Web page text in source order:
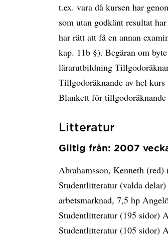
t.ex. vara då kursen har
som utan godkänt resultat
har rätt att få en annan
kap. 11b §). Begäran om
lärarutbildning
Tillgodoräknande av hel
Blankett för
Litteratur
Giltig från: 2007
Abrahamsson, Kenneth
Studentlitteratur (valda
arbetsmarknad, 7,5 hp
Studentlitteratur (195 sidor)
Studentlitteratur (105 sidor)